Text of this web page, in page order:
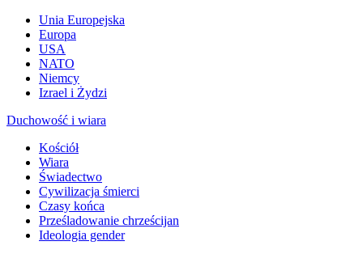
Unia Europejska
Europa
USA
NATO
Niemcy
Izrael i Żydzi
Duchowość i wiara
Kościół
Wiara
Świadectwo
Cywilizacja śmierci
Czasy końca
Prześladowanie chrześcijan
Ideologia gender